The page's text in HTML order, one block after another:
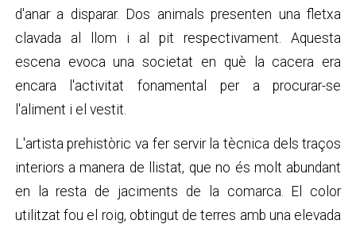
d'anar a disparar. Dos animals presenten una fletxa
clavada al llom i al pit respectivament. Aquesta
escena evoca una societat en què la cacera era
encara l'activitat fonamental per a procurar-se
l'aliment i el vestit.
L'artista prehistòric va fer servir la tècnica dels traços
interiors a manera de llistat, que no és molt abundant
en la resta de jaciments de la comarca. El color
utilitzat fou el roig, obtingut de terres amb una elevada